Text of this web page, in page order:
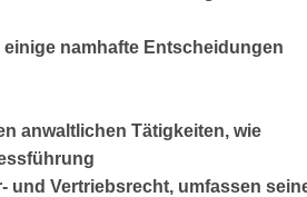
namhafte Entscheidungen
anwaltlichen Tätigkeiten, wie
und Vertriebsrecht, umfassen